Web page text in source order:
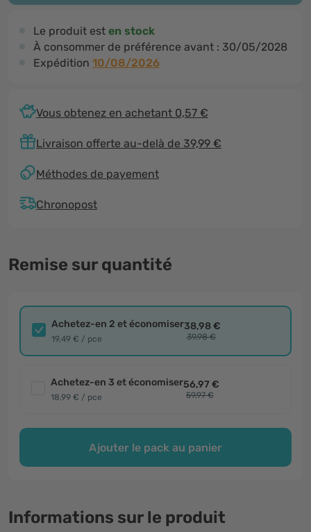
Le produit est en stock
À consommer de préférence avant : 30/05/2028
Expédition 10/08/2026
Vous obtenez en achetant 0,57 €
Livraison offerte au-delà de 39,99 €
Méthodes de payement
Chronopost
Remise sur quantité
Achetez-en 2 et économiser
19,49 € / pce
38,98 €
39,98 €
Achetez-en 3 et économiser
18,99 € / pce
56,97 €
59,97 €
Ajouter le pack au panier
Informations sur le produit